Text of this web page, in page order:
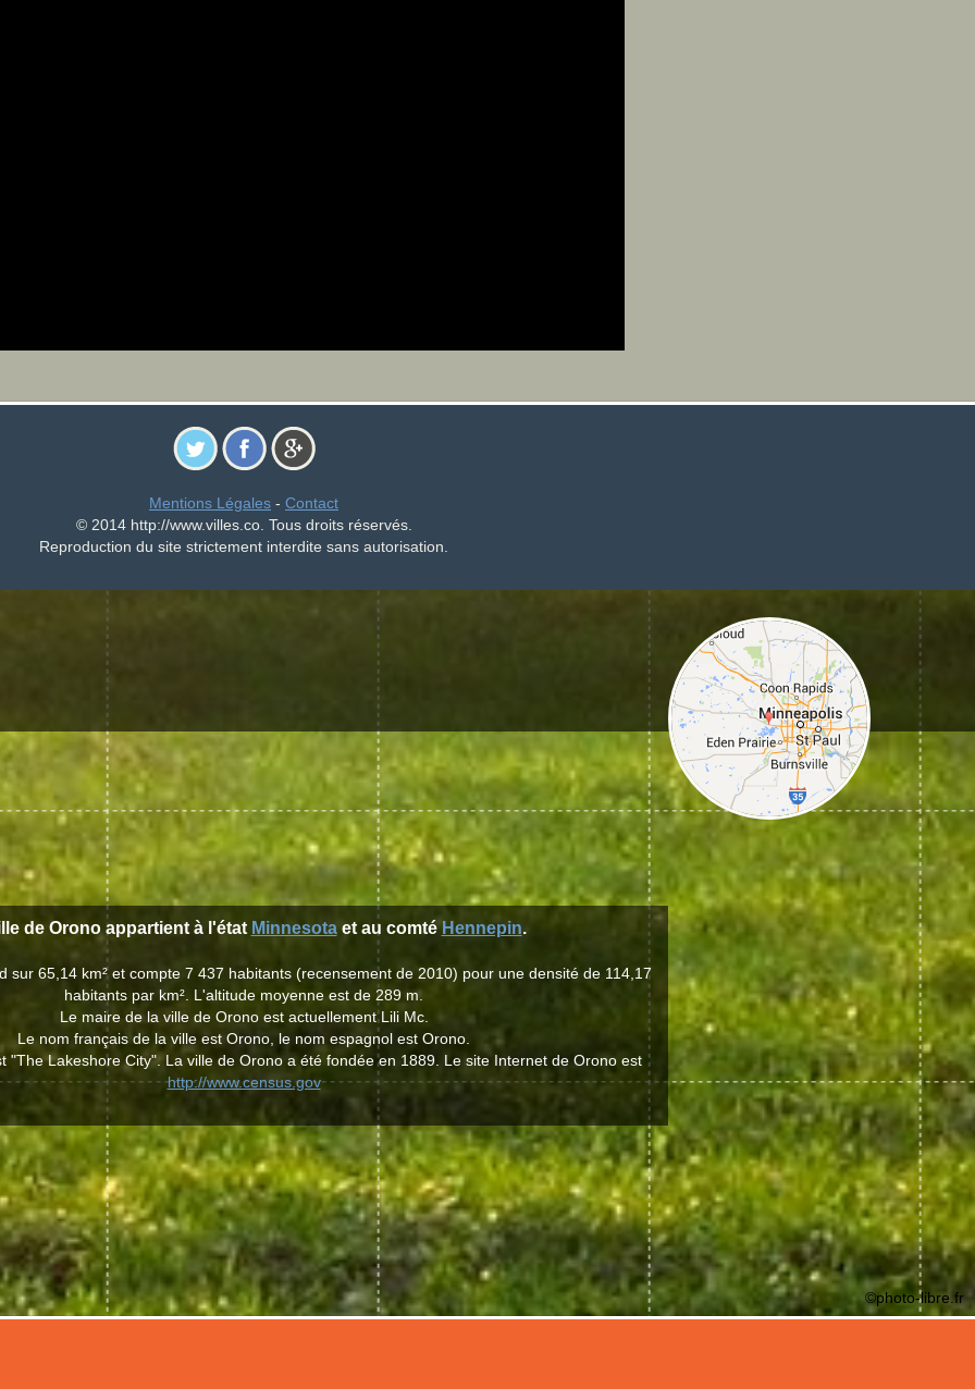
Mentions Légales - Contact
© 2014 http://www.villes.co. Tous droits réservés.
Reproduction du site strictement interdite sans autorisation.
de Orono appartient à l'état Minnesotaet au comté Hennepin.
sur 65,14 km² et compte 7 437 habitants (recensement de 2010) pour une densité de 114,17
habitants par km². L'altitude moyenne est de 289 m.
Le maire de la ville de Orono est actuellement Lili Mc.
Le nom français de la ville est Orono, le nom espagnol est Orono.
"The Lakeshore City". La ville de Orono a été fondée en 1889. Le site Internet de Orono est
http://www.census.gov
©photo-libre.fr